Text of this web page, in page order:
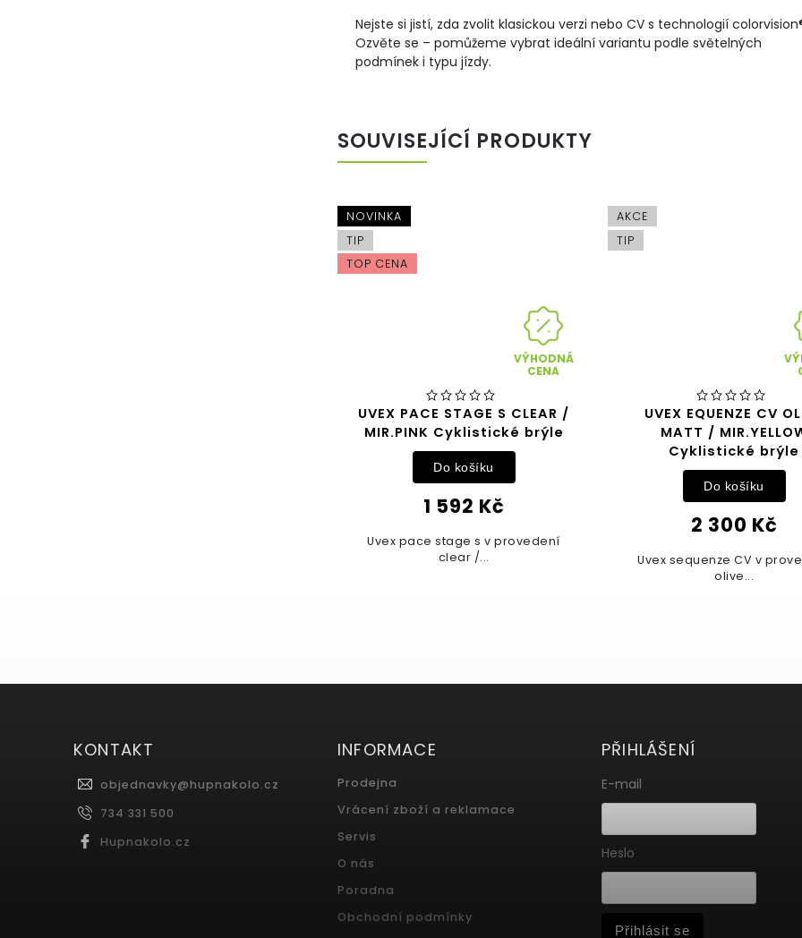
Nejste si jistí, zda zvolit klasickou verzi nebo CV s technologií
Ozvěte se – pomůžeme vybrat ideální variantu podle světelných
podmínek i typu jízdy.
SOUVISEJÍCÍ PRODUKTY
NOVINKA
TIP
TOP CENA
VÝHODNÁ
CENA
UVEX PACE STAGE S CLEAR /
MIR.PINK Cyklistické brýle
1 592 Kč
Do košíku
Uvex pace stage s v provedení
clear /...
AKCE
TIP
UVEX EQUENZE CV
MATT /
Cyklistické brýle
2 300 Kč
Do košíku
Uvex sequenze CV v
olive...
KONTAKT
objednavky@hupnakolo.cz
734 331 500
Hupnakolo.cz
INFORMACE
Prodejna
Vrácení zboží a reklamace
Servis
O nás
Poradna
Obchodní podmínky
PŘIHLÁŠENÍ
E-mail
Heslo
Přihlásit se